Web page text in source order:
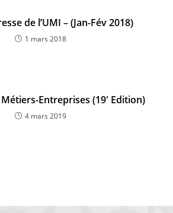
de l’UMI – (Jan-Fév 2018)
1 mars 2018
Entreprises (19′ Edition)
4 mars 2019